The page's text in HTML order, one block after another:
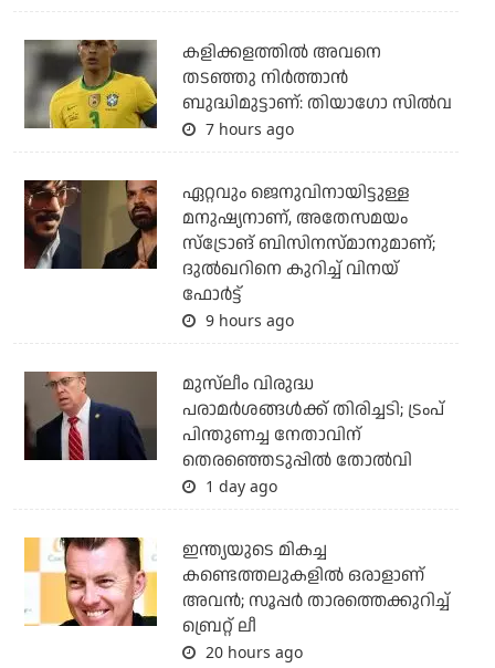
കളിക്കളത്തില്‍ അവനെ
തടഞ്ഞു നിര്‍ത്താന്‍
ബുദ്ധിമുട്ടാണ്: തിയാഗോ സില്‍വ
7 hours ago
ഏറ്റവും ജെനുവിനായിട്ടുള്ള
മനുഷ്യനാണ്, അതേസമയം
സ്‌ട്രോങ് ബിസിനസ്മാനുമാണ്;
ദുല്‍ഖറിനെ കുറിച്ച് വിനയ്
ഫോര്‍ട്ട്
9 hours ago
മുസ്‌ലീം വിരുദ്ധ
പരാമര്‍ശങ്ങള്‍ക്ക് തിരിച്ചടി; ട്രംപ്
പിന്തുണച്ച നേതാവിന്
തെരഞ്ഞെടുപ്പില്‍ തോല്‍വി
1 day ago
ഇന്ത്യയുടെ മികച്ച
കണ്ടെത്തലുകളില്‍ ഒരാളാണ്
അവന്‍; സൂപ്പര്‍ താരത്തെക്കുറിച്ച്
ബ്രെറ്റ് ലീ
20 hours ago